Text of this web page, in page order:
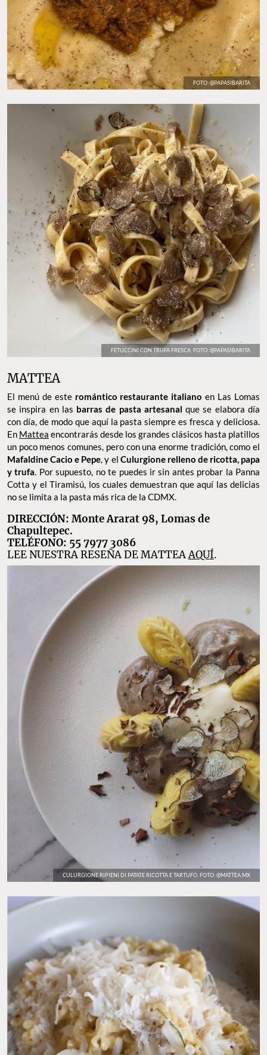
FOTO: @PAPASIBARITA
FETUCCINI CON TRUFA FRESCA. FOTO: @PAPASIBARITA
MATTEA
El menú de este romántico restaurante italiano en Las Lomas
se inspira en las barras de pasta artesanalque se elabora día
con día, de modo que aquí la pasta siempre es fresca y deliciosa.
En Mattea encontrarás desde los grandes clásicos hasta platillos
un poco menos comunes, pero con una enorme tradición, como el
Mafaldine Cacio e Pepe, y el Culurgione relleno de ricotta, papa
y trufa. Por supuesto, no te puedes ir sin antes probar la Panna
Cotta y el Tiramisú, los cuales demuestran que aquí las delicias
no se limita a la pasta más rica de la CDMX.
DIRECCIÓN: Monte Ararat 98, Lomas de
Chapultepec.
TELÉFONO: 55 7977 3086
LEE NUESTRA RESEÑA DE MATTEAAQUÍ.
CULURGIONE RIPIENI DI PATATE RICOTTA E TARTUFO. FOTO: @MATTEA.MX